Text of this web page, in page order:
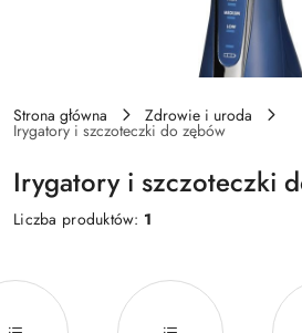
Strona główna Zdrowie i uroda
Irygatory i szczoteczki do zębów
Irygatory i szczoteczki
Liczba produktów: 1